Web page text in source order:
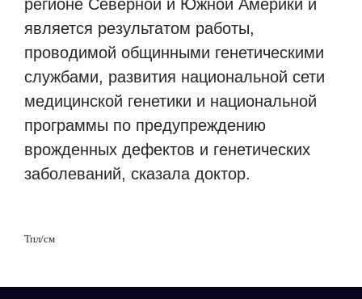
регионе Северной и Южной Америки и
является результатом работы,
проводимой общинными генетическими
службами, развития национальной сети
медицинской генетики и национальной
программы по предупреждению
врожденных дефектов и генетических
заболеваний, сказала доктор.
Тпл/см